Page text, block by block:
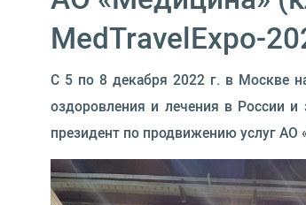
MedTravelExpo-
С 5 по 8 декабря 2022 г. в Москве
оздоровления и лечения в России
президент по продвижению услуг АО